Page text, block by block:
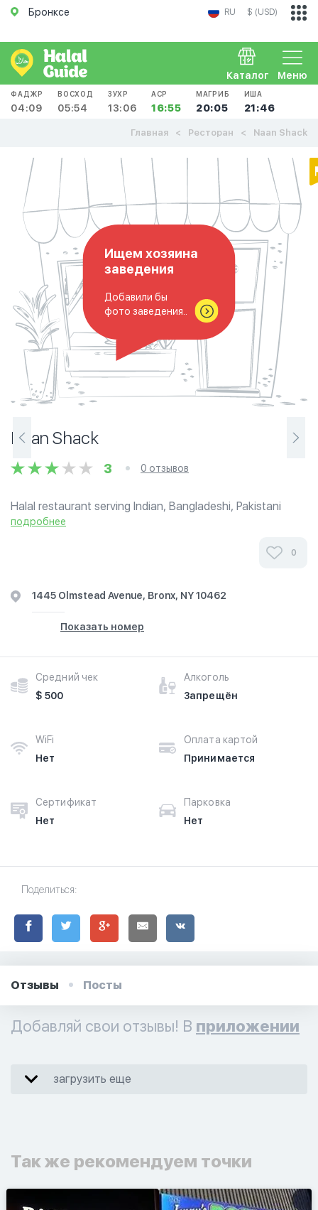
Бронксе RU $ (USD)
Меню
Каталог
ФАДЖР
04:09
ВОСХОД
05:54
ЗУХР
13:06
АСР
16:55
МАГРИБ
20:05
ИША
21:46
Главная Ресторан Naan Shack
Ищем хозяина
заведения
Добавили бы
фото заведения..
Naan Shack
3 0 отзывов
Halal restaurant serving Indian, Bangladeshi, Pakistani
items as well as burgers and pizza. Naan Shack offers a
подробнее
0
1445 Olmstead Avenue, Bronx, NY 10462
Показать номер
Средний чек
$ 500
Алкоголь
Запрещён
WiFi
Нет
Оплата картой
Принимается
Сертификат
Нет
Парковка
Нет
Поделиться:
Отзывы Посты
Добавляй свои отзывы! В приложении
загрузить еще
Так же рекомендуем точки